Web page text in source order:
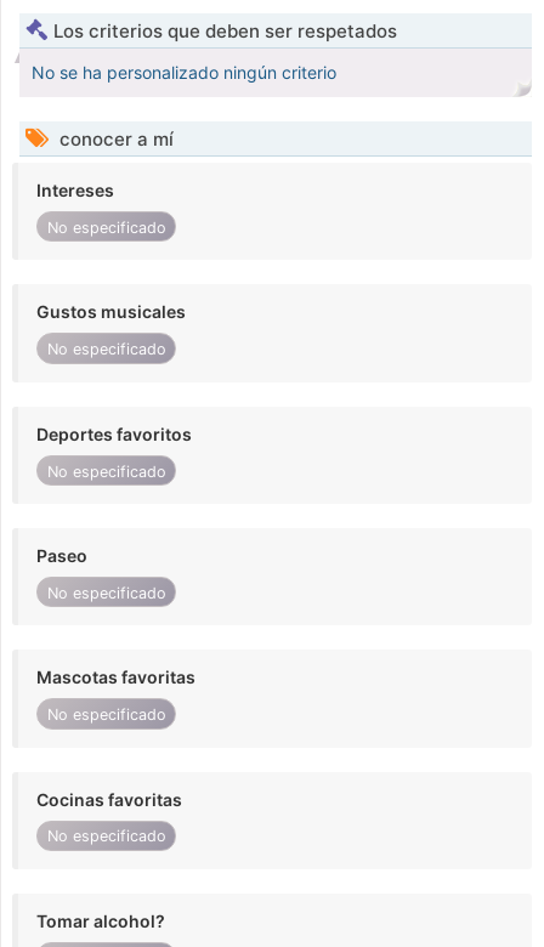
Los criterios que deben ser respetados
No se ha personalizado ningún criterio
conocer a mí
Intereses
No especificado
Gustos musicales
No especificado
Deportes favoritos
No especificado
Paseo
No especificado
Mascotas favoritas
No especificado
Cocinas favoritas
No especificado
Tomar alcohol?